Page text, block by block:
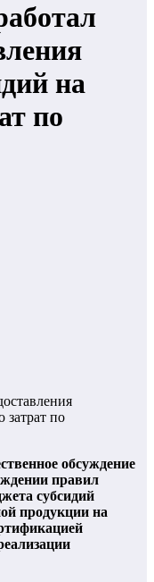
на
по
затрат по
обсуждение
правил
субсидий
продукции на